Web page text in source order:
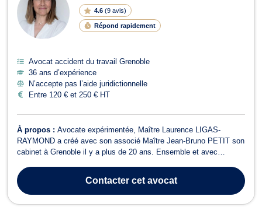
4.6 (9 avis)
Répond rapidement
Avocat accident du travail Grenoble
36 ans d’expérience
N’accepte pas l’aide juridictionnelle
Entre 120 € et 250 € HT
À propos : Avocate expérimentée, Maître Laurence LIGAS-
RAYMOND a créé avec son associé Maître Jean-Bruno PETIT son
cabinet à Grenoble il y a plus de 20 ans. Ensemble et avec
plaçant leur mission et leurs valeurs au centre de leur
collaboration. Elle exerce ses compét...
Contactercet avocat